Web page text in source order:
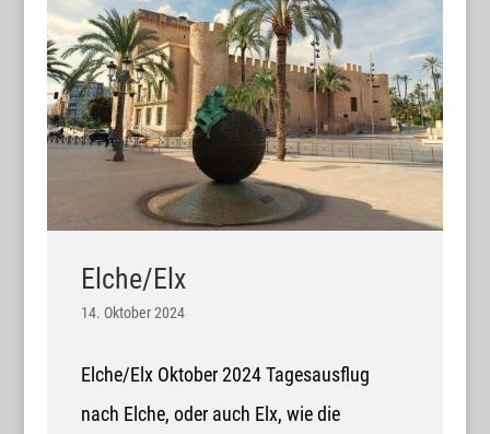
Elche/Elx
14. Oktober 2024
Elche/Elx Oktober 2024 Tagesausflug
nach Elche, oder auch Elx, wie die